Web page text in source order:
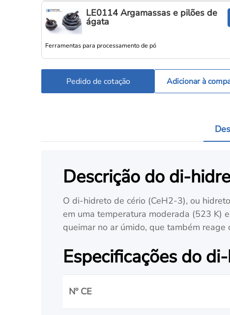
LE0114 Argamassas e pilões de
ágata
Ferramentas para processamento de pó
Pedido de cotação Adicionar à
Descrição do di-
O di-hidreto de cério (CeH2-3), ou
em uma temperatura moderada (523 K)
queimar no ar úmido, que também reage
Especificações do
Nº CE